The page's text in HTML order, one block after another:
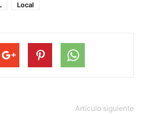
Local
Artículo siguiente